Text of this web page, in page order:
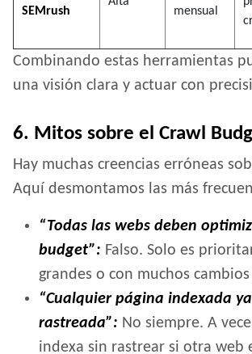
SEMrush
mensual
Combinando estas herramientas
una visión clara y actuar con
6. Mitos sobre el Crawl
Hay muchas creencias erróneas
Aquí desmontamos las más
“Todas las webs deben
budget”: Falso. Solo es
grandes o con muchos
“Cualquier página indexada
rastreada”: No siempre. A
indexa sin rastrear si otra web